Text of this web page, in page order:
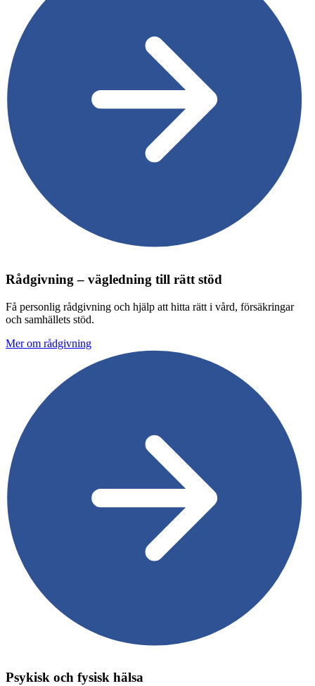
Rådgivning – vägledning till rätt stöd
Få personlig rådgivning och hjälp att hitta rätt i vård, försäkringar
och samhällets stöd.
Mer om rådgivning
Psykisk och fysisk hälsa